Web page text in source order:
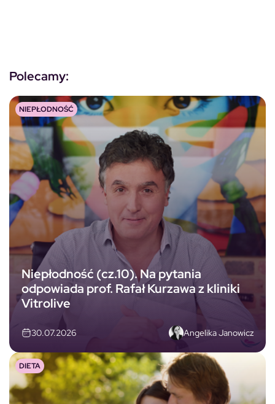
Polecamy:
Niepłodność (cz.10). Na pytania
odpowiada prof. Rafał Kurzawa z kliniki
Vitrolive
30.07.2026 Angelika Janowicz
NIEPŁODNOŚĆ
DIETA